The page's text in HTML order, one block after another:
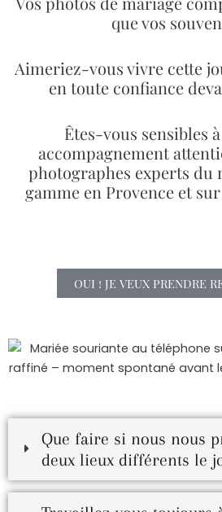
que vos
Aimeriez-vous vivre cette
en toute confiance
Êtes-vous sensibles à
accompagnement
photographes experts du
gamme en Provence et
OUI ! JE VEUX PRENDRE
Que faire si nous nous
deux lieux différents le